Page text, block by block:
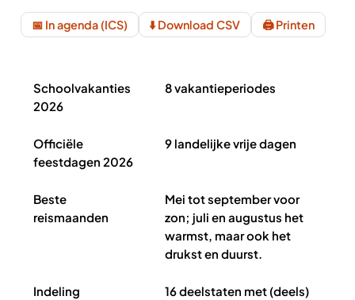
📅 In agenda (ICS) ⬇️ Download CSV 🖨️ Printen
Schoolvakanties
2026
8 vakantieperiodes
Officiële
feestdagen 2026
9 landelijke vrije dagen
Beste
reismaanden
Mei tot september voor
zon; juli en augustus het
warmst, maar ook het
drukst en duurst.
Indeling
16 deelstaten met (deels)